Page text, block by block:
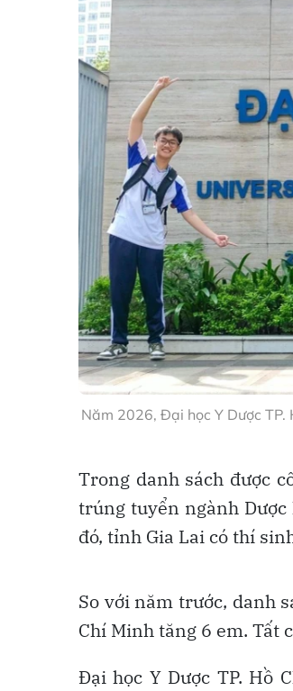
Năm 2026, Đại học Y Dược
Trong danh sách được
trúng tuyển ngành
đó, tỉnh Gia Lai có thí
So với năm trước, danh
Chí Minh tăng 6 em. Tất
Đại học Y Dược TP. Hồ